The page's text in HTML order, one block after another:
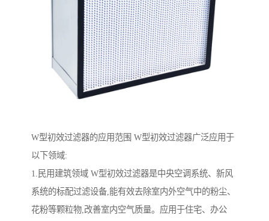
W型初效过滤器的应用范围 W型初效过滤器广泛应用于
以下领域:
1.民用建筑领域 W型初效过滤器是中央空调系统、新风
系统的标配过滤设备,能有效去除室内外空气中的粉尘、
花粉等颗粒物,改善室内空气质量。应用于住宅、办公